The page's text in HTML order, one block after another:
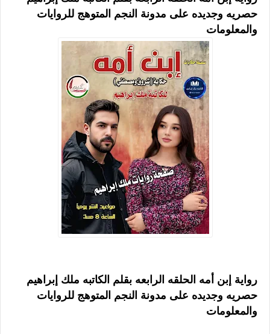
حصريه وجديده على مدونة النجم المتوهج للروايات
والمعلومات
رواية إبن أمه الحلقه الرابعه بقلم الكاتبه ملك إبراهيم
حصريه وجديده على مدونة النجم المتوهج للروايات
والمعلومات